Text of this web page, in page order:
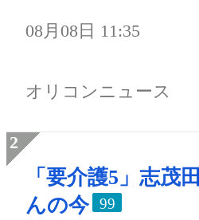
08月08日 11:35
オリコンニュース
「要介護5」志茂
んの今
99